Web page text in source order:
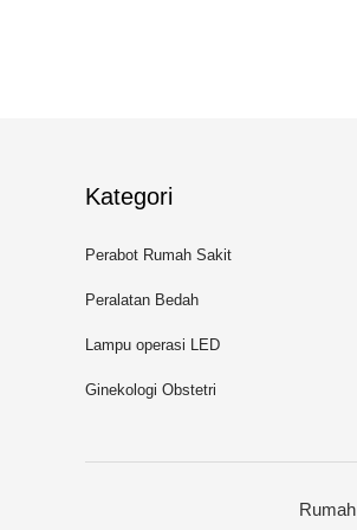
Kategori
Perabot Rumah Sakit
Peralatan Bedah
Lampu operasi LED
Ginekologi Obstetri
Rumah